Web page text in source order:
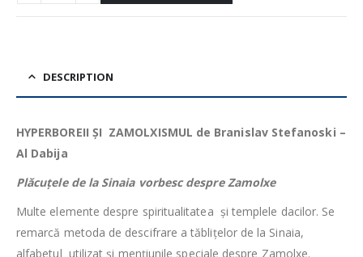
DESCRIPTION
HYPERBOREII ȘI ZAMOLXISMUL de Branislav Stefanoski –
Al Dabija
Plăcuțele de la Sinaia vorbesc despre Zamolxe
Multe elemente despre spiritualitatea și templele dacilor. Se
remarcă metoda de descifrare a tăblițelor de la Sinaia,
alfabetul utilizat și mențiunile speciale despre Zamolxe.